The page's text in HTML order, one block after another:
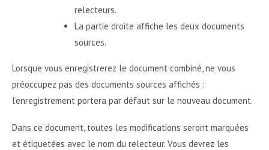
relecteurs.
La partie droite affiche les deux documents
sources.
Lorsque vous enregistrerez le document combiné, ne vous
préoccupez pas des documents sources affichés :
l'enregistrement portera par défaut sur le nouveau document.
Dans ce document, toutes les modifications seront marquées
et étiquetées avec le nom du relecteur. Vous devrez les